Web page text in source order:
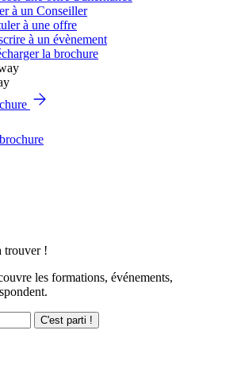
à un Conseiller
à une offre
à un évènement
la brochure
trouver !
les formations, événements,
C'est parti !